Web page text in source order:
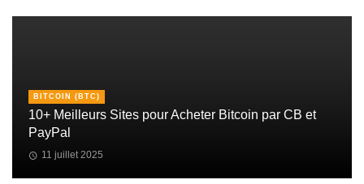
BITCOIN (BTC)
10+ Meilleurs Sites pour Acheter Bitcoin par CB et
PayPal
11 juillet 2025